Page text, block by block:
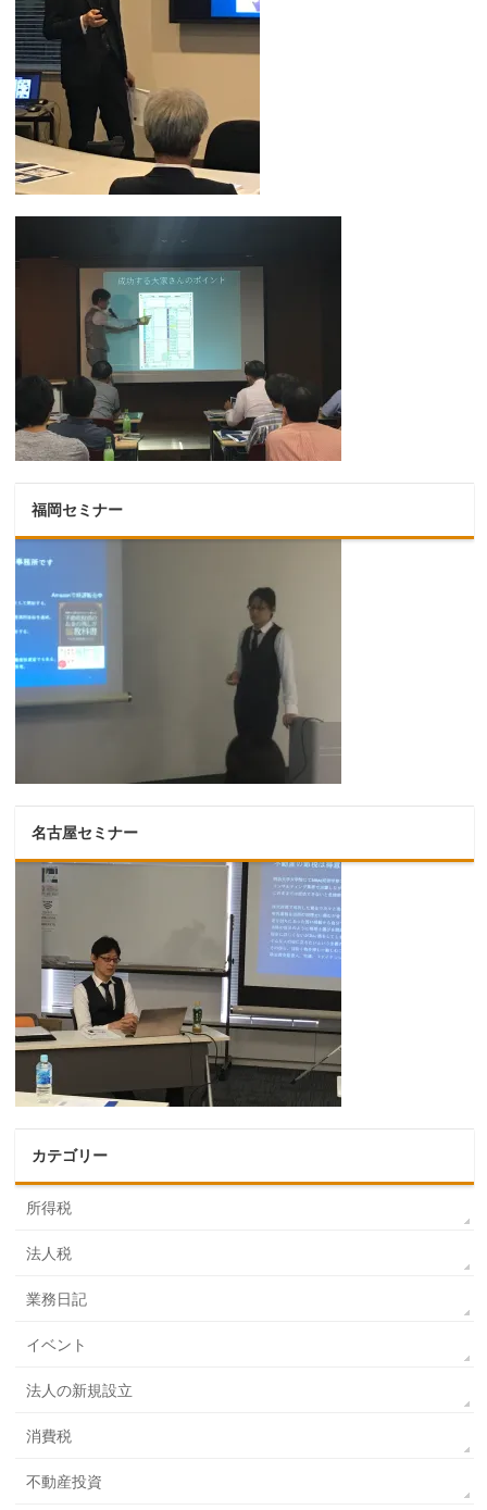
福岡セミナー
名古屋セミナー
カテゴリー
所得税
法人税
業務日記
イベント
法人の新規設立
消費税
不動産投資